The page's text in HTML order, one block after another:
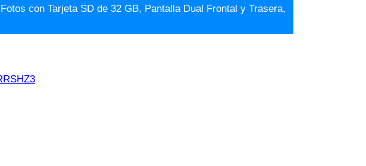
con Tarjeta SD de 32 GB, Pantalla Dual Frontal y Trasera,